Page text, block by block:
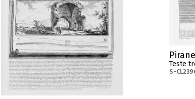
Teste
S-